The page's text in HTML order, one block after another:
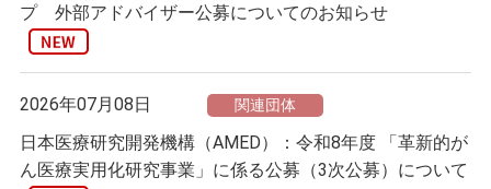
プ 外部アドバイザー公募についてのお知らせ
2026年07月08日 関連団体
日本医療研究開発機構（AMED）：令和8年度 「革新的が
ん医療実用化研究事業」に係る公募（3次公募）について